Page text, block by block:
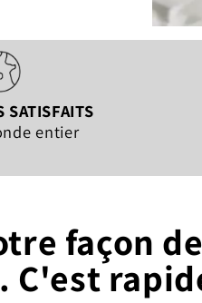
SATISFAITS
entier
façon
C'est